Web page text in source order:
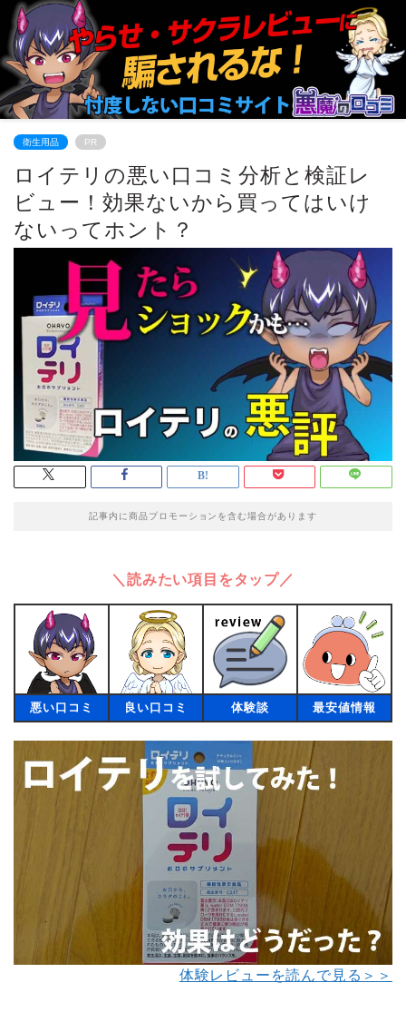
衛生用品 PR
ロイテリの悪い口コミ分析と検証レ
ビュー！効果ないから買ってはいけ
ないってホント？
記事内に商品プロモーションを含む場合があります
＼読みたい項目をタップ／
悪い口コミ 良い口コミ 体験談 最安値情報
体験レビューを読んで見る＞＞